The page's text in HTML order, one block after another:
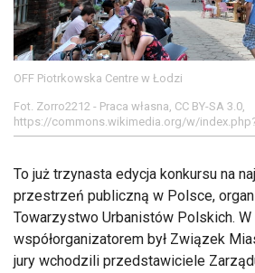
OFF Piotrkowska Centre w Łodzi
Fot. Zorro2212 - Praca własna, CC BY-SA 3.0,
https://commons.wikimedia.org/w/
To już trzynasta edycja konkursu na
przestrzeń publiczną w Polsce,
Towarzystwo Urbanistów Polskich.
współorganizatorem był Związek
jury wchodzili przedstawiciele